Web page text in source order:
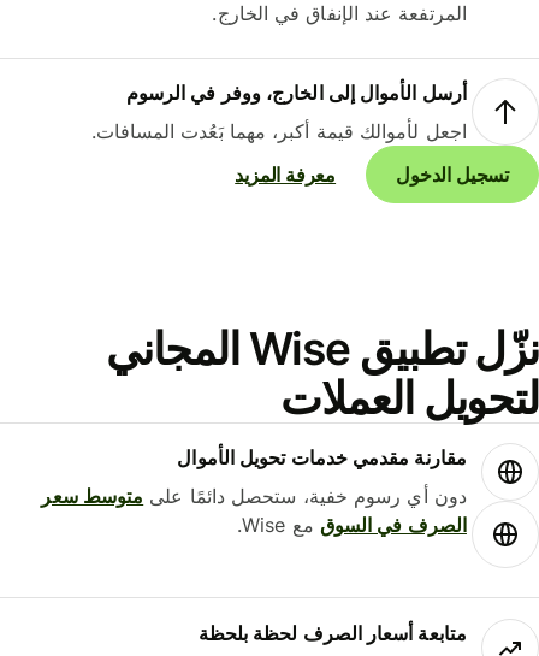
المرتفعة عند الإنفاق في الخارج.
أرسل الأموال إلى الخارج، ووفر في الرسوم
اجعل لأموالك قيمة أكبر، مهما بَعُدت المسافات.
تسجيل الدخول
معرفة المزيد
نزّل تطبيق Wise المجاني
العملات
مقارنة مقدمي خدمات تحويل الأموال
دون أي رسوم خفية، ستحصل دائمًا علىمتوسط ​​سعر
الصرف في السوقمع Wise.
متابعة أسعار الصرف لحظة بلحظة